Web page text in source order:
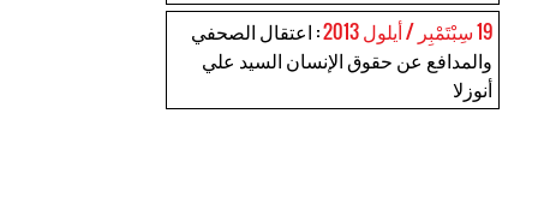
19 سِبْتَمْبِر / أيلول 2013
: اعتقال الصحفي
والمدافع عن حقوق الإنسان السيد علي
أنوزلا